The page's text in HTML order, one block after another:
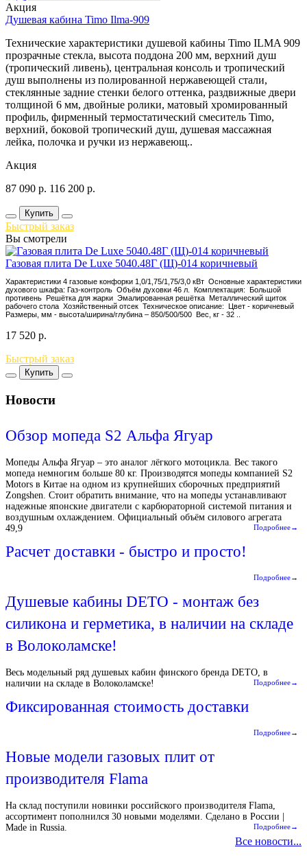
Акция
Душевая кабина Timo Ilma-909
Технические характеристики душевой кабины Timo ILMA 909
прозрачные стекла, высота поддона 200 мм, верхний душ
(тропический ливень), центральная консоль и тропический
душ выполнены из полированной нержавеющей стали,
стеклянные задние стенки белого оттенка, раздвижные двери
толщиной 6 мм, двойные ролики, матовый хромированный
профиль, фирменный термостатический смеситель Timo,
верхний, боковой тропический душ, душевая массажная
лейка, полочка и ручки из нержавеющ..
Акция
87 090 р. 116 200 р.
Купить
Быстрый заказ
Вы смотрели
Газовая плита De Luxe 5040.48Г (Щ)-014 коричневый
Характеристики 4 газовые конфорки 1,0/1,75/1,75/3,0 кВт Основные характеристики
духового шкафа: Газ-контроль Объём духовки 46 л. Комплектация: Большой
противень Решётка для жарки Эмалированная решётка Металлический щиток
рабочего стола Хозяйственный отсек Техническое описание: Цвет - коричневый
Размеры, мм - высота/ширина/глубина – 850/500/500 Вес, кг - 32 ..
17 520 р.
Быстрый заказ
Купить
Новости
Обзор мопеда S2 Альфа Ягуар
Мопеды Альфа Ягуар – это аналог лёгкого мотоцикла. Вес такого
мопеда немногим больше 80 кг. Производятся мопеды компанией S2
Motors в Китае на одном из крупнейших сборочных предприятий
Zongshen. Стоит обратить внимание, что на мопеды устанавливают
надежные японские двигатели с карбюраторной системой питания и
воздушным охлаждением. Официальный объём силового агрегата
49,9
Подробнее→
Расчет доставки - быстро и просто!
Подробнее→
Душевые кабины DETO - монтаж без
силикона и герметика, в наличии на складе
в Волоколамске!
Весь модельный ряд душевых кабин финского бренда DETO, в
наличии на складе в Волоколамске!
Подробнее→
Фиксированная стоимость доставки
Подробнее→
Новые модели газовых плит от
производителя Flama
На склад поступили новинки российского производителя Flama,
ассортимент пополнился 30 новыми моделями. Сделано в России |
Made in Russia.
Подробнее→
Все новости...